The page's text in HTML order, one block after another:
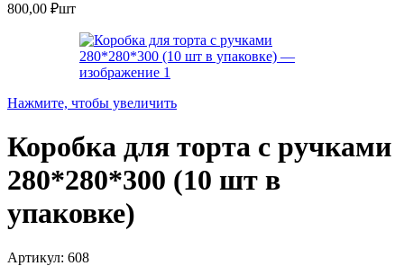
800,00 ₽шт
Нажмите, чтобы увеличить
Коробка для торта с ручками
280*280*300 (10 шт в
упаковке)
Артикул: 608